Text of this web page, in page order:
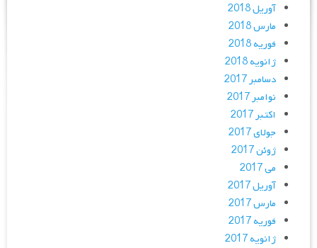
آوریل 2018
مارس 2018
فوریه 2018
ژانویه 2018
دسامبر 2017
نوامبر 2017
اکتبر 2017
جولای 2017
ژوئن 2017
می 2017
آوریل 2017
مارس 2017
فوریه 2017
ژانویه 2017